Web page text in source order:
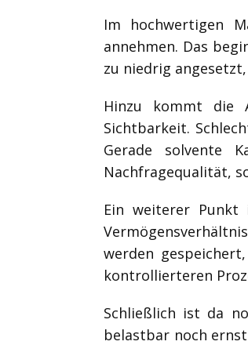
Im hochwertigen
annehmen. Das
zu niedrig
Hinzu kommt die
Sichtbarkeit.
Gerade solvente
Nachfragequalität,
Ein weiterer Punkt
werden
kontrollierteren
Schließlich ist da
belastbar noch